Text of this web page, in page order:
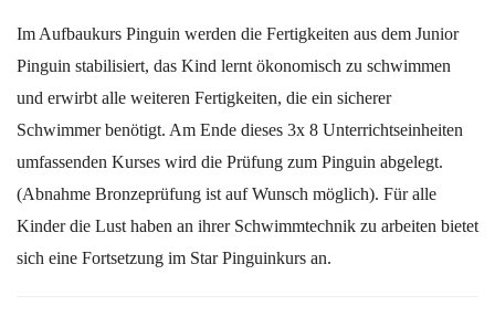
Im Aufbaukurs Pinguin werden die Fertigkeiten aus dem Junior
Pinguin stabilisiert, das Kind lernt ökonomisch zu schwimmen
und erwirbt alle weiteren Fertigkeiten, die ein sicherer
Schwimmer benötigt. Am Ende dieses 3x 8 Unterrichtseinheiten
umfassenden Kurses wird die Prüfung zum Pinguin abgelegt.
(Abnahme Bronzeprüfung ist auf Wunsch möglich). Für alle
Kinder die Lust haben an ihrer Schwimmtechnik zu arbeiten bietet
sich eine Fortsetzung im Star Pinguinkurs an.